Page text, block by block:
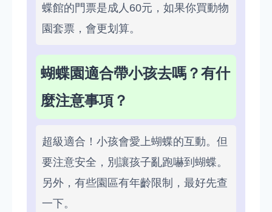
蝶館的門票是成人60元，如果你買動物
園套票，會更划算。
蝴蝶園適合帶小孩去嗎？有什
麼注意事項？
超級適合！小孩會愛上蝴蝶的互動。但
要注意安全，別讓孩子亂跑嚇到蝴蝶。
另外，有些園區有年齡限制，最好先查
一下。